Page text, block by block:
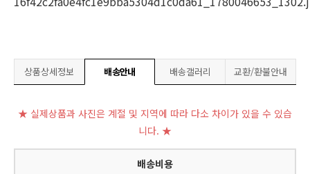
상품상세정보 배송안내 배송갤러리 교환/환불안내
★ 실제상품과 사진은 계절 및 지역에 따라 다소 차이가 있을 수 있습
니다. ★
배송비용